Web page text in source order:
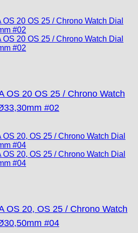
OS 20 OS 25 / Chrono Watch
#02
OS 20, OS 25 / Chrono Watch
#04